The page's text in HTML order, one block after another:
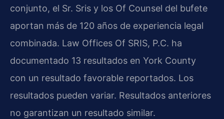
conjunto, el Sr. Sris y los Of Counsel del bufete
aportan más de 120 años de experiencia legal
combinada. Law Offices Of SRIS, P.C. ha
documentado 13 resultados en York County
con un resultado favorable reportados. Los
resultados pueden variar. Resultados anteriores
no garantizan un resultado similar.